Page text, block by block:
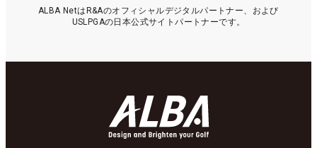
ALBA NetはR&Aのオフィシャルデジタルパートナー、および
USLPGAの日本公式サイトパートナーです。